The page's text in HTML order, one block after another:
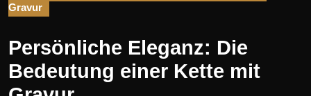
Gravur
Persönliche Eleganz: Die
Bedeutung einer Kette mit